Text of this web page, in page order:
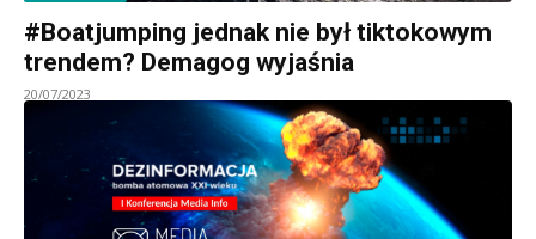
#Boatjumping jednak nie był tiktokowym
trendem? Demagog wyjaśnia
20/07/2023